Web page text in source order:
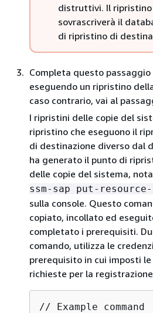
distruttivi. Il ripristino
sovrascriverà il
di ripristino di
Completa questo passaggio
eseguendo un ripristino
caso contrario, vai al
I ripristini delle copie del
ripristino che eseguono il
di destinazione diverso dal
ha generato il punto di
delle copie del sistema,
ssm-sap put-
sulla console. Questo
copiato, incollato ed
completato i prerequisiti.
comando, utilizza le
prerequisito in cui imposti
richieste per la
// Example command